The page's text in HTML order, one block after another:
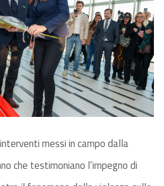
messi in campo dalla
che testimoniano l’impegno di